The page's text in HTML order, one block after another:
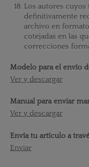
Los autores cuyos
definitivamente
archivo en
cotejadas en las
correcciones
Modelo para el envío
Ver y descargar
Manual para enviar
Ver y descargar
Envía tu artículo a
Enviar